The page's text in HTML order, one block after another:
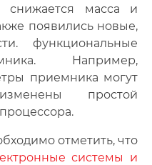
снижается масса и
появились новые,
функциональные
Например,
приемника могут
простой
отметить, что
системы и